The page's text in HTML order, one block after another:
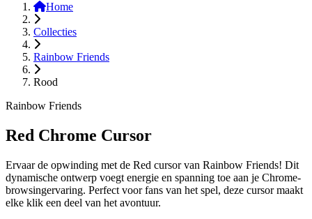
Home
Collecties
Rainbow Friends
Rood
Rainbow Friends
Red Chrome Cursor
Ervaar de opwinding met de Red cursor van Rainbow Friends! Dit
dynamische ontwerp voegt energie en spanning toe aan je Chrome-
browsingervaring. Perfect voor fans van het spel, deze cursor maakt
elke klik een deel van het avontuur.